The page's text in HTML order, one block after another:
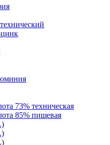
73% техническая
85% пищевая